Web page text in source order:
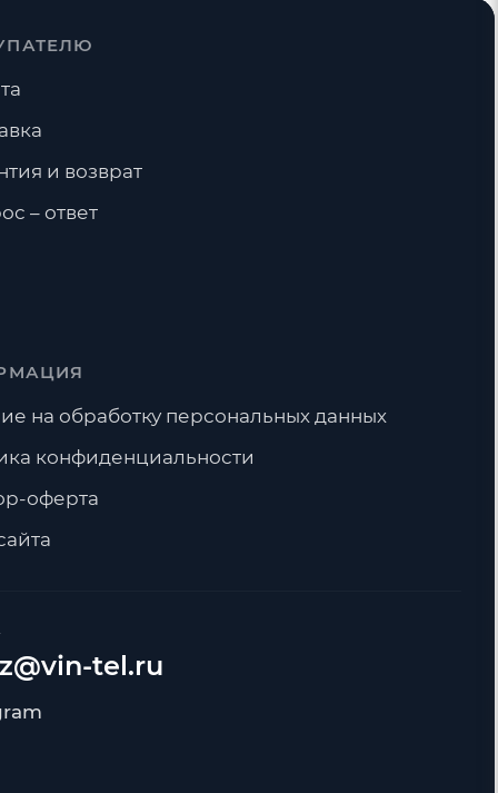
tel.ru
и возврат
– ответ
на обработку персональных данных
конфиденциальности
оферта